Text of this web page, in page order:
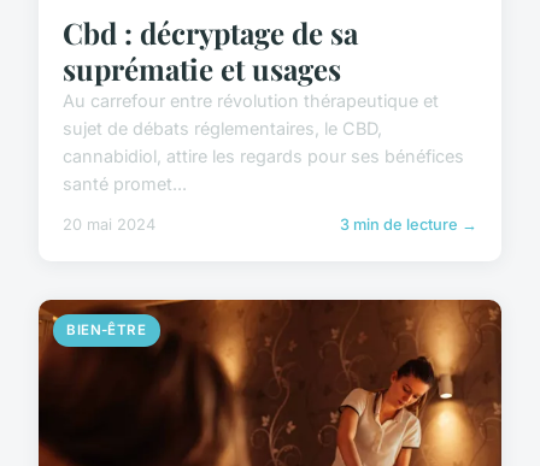
Cbd : décryptage de sa
suprématie et usages
Au carrefour entre révolution thérapeutique et
sujet de débats réglementaires, le CBD,
cannabidiol, attire les regards pour ses bénéfices
santé promet...
20 mai 2024 3 min de lecture →
BIEN-ÊTRE